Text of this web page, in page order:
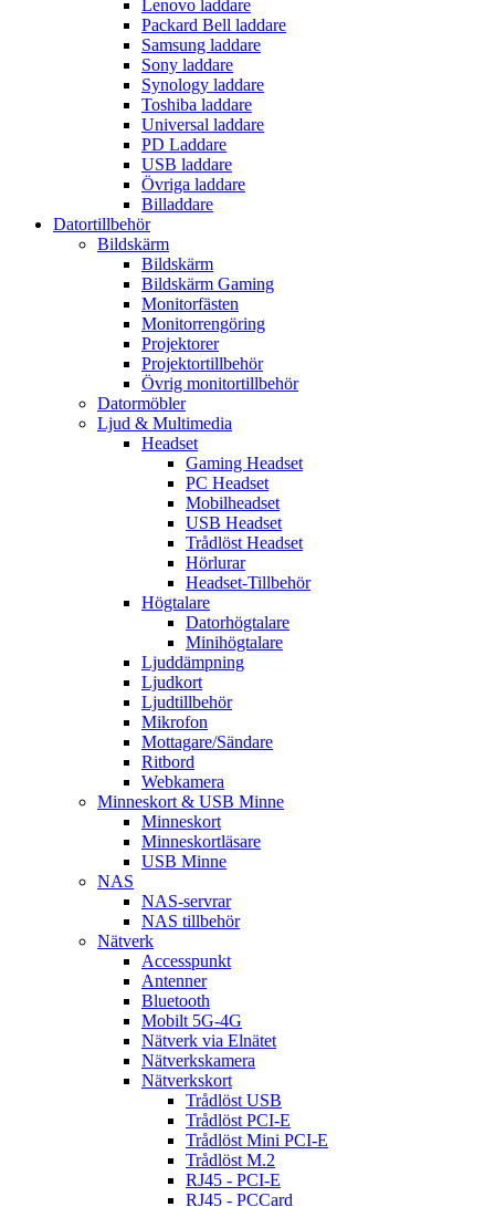
Lenovo laddare
Packard Bell laddare
Samsung laddare
Sony laddare
Synology laddare
Toshiba laddare
Universal laddare
PD Laddare
USB laddare
Övriga laddare
Billaddare
Datortillbehör
Bildskärm
Bildskärm
Bildskärm Gaming
Monitorfästen
Monitorrengöring
Projektorer
Projektortillbehör
Övrig monitortillbehör
Datormöbler
Ljud & Multimedia
Headset
Gaming Headset
PC Headset
Mobilheadset
USB Headset
Trådlöst Headset
Hörlurar
Headset-Tillbehör
Högtalare
Datorhögtalare
Minihögtalare
Ljuddämpning
Ljudkort
Ljudtillbehör
Mikrofon
Mottagare/Sändare
Ritbord
Webkamera
Minneskort & USB Minne
Minneskort
Minneskortläsare
USB Minne
NAS
NAS-servrar
NAS tillbehör
Nätverk
Accesspunkt
Antenner
Bluetooth
Mobilt 5G-4G
Nätverk via Elnätet
Nätverkskamera
Nätverkskort
Trådlöst USB
Trådlöst PCI-E
Trådlöst Mini PCI-E
Trådlöst M.2
RJ45 - PCI-E
RJ45 - PCCard